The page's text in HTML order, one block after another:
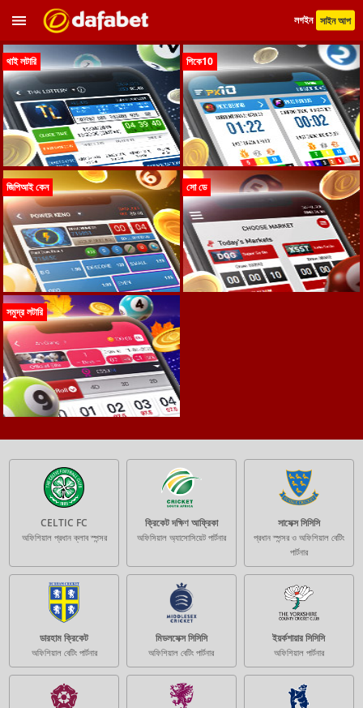
লগইন সাইন আপ
থাই লটারি পিকে10
জিপিআই কেন সো ডে
সমুদ্র লটারি
CELTIC FC
অফিশিয়াল প্রধান ক্লাব স্পন্সর
ক্রিকেট দক্ষিণ আফ্রিকা
অফিসিয়াল অ্যাসোসিয়েট পার্টনার
সাসেক্স সিসিসি
প্রধান স্পন্সর ও অফিশিয়াল বেটিং
পার্টনার
ডারহাম ক্রিকেট
অফিশিয়াল বেটিং পার্টনার
মিডলসেক্স সিসিসি
অফিশিয়াল বেটিং পার্টনার
ইয়র্কশায়ার সিসিসি
অফিশিয়াল পার্টনার